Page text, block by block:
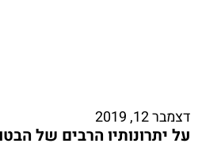
דצמבר 12, 2019
על יתרונותיו הרבים של